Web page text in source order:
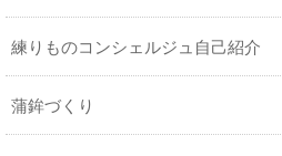
練りものコンシェルジュ自己紹介
蒲鉾づくり